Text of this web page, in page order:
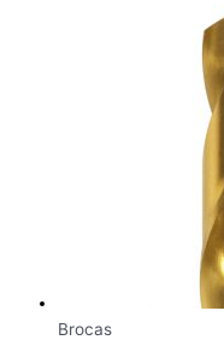
Brocas